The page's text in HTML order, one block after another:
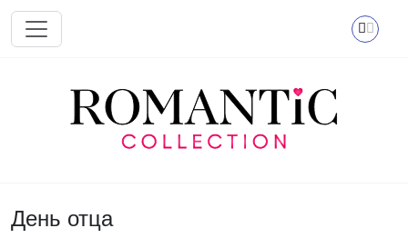
Перейти к основному содержанию
День отца